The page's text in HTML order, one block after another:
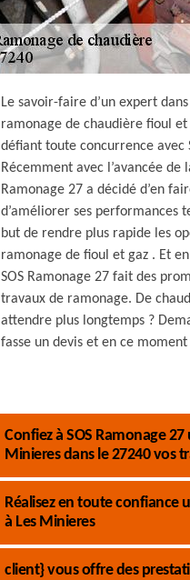
Le savoir-faire d’un expert
ramonage de chaudière fioul et
défiant toute concurrence avec
Récemment avec l’avancée de
Ramonage 27 a décidé d’en
d’améliorer ses performances
but de rendre plus rapide les
ramonage de fioul et gaz . Et
SOS Ramonage 27 fait des
travaux de ramonage. De
attendre plus longtemps ?
fasse un devis et en ce moment
Confiez à SOS Ramonage
Minieres dans le 27240 vos
Réalisez en toute confiance
à Les Minieres
client} vous offre des